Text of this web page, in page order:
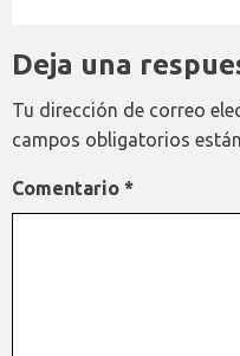
Deja una
Tu dirección de correo
campos obligatorios
Comentario *